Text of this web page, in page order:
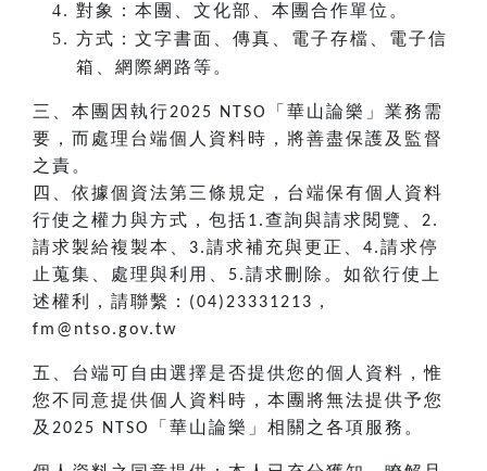
對象：本團、文化部、本團合作單位。
方式：文字書面、傳真、電子存檔、電子信
箱、網際網路等。
三、本團因執行2025 NTSO
「華山論樂」業務需
要，而處理台端個人資料時，將善盡保護及監督
之責。
四、依據個資法第三條規定，台端保有個人資料
行使之權力與方式，包括1.查詢與請求閱覽、 2.
請求製給複製本、 3.請求補充與更正、 4.請求停
止蒐集、處理與利用、 5.請求刪除。如欲行使上
述權利，請聯繫： (04)23331213 ，
fm@ntso.gov.tw
五、台端可自由選擇是否提供您的個人資料，惟
您不同意提供個人資料時，本團將無法提供予您
及 2025 NTSO 「華山論樂」相關之各項服務。